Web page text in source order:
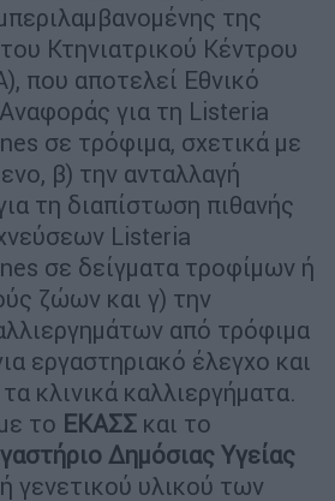
της
Κτηνιατρικού Κέντρου
που αποτελεί Εθνικό
για τη Listeria
σε τρόφιμα, σχετικά με
β) την ανταλλαγή
τη διαπίστωση πιθανής
Listeria
σε δείγματα τροφίμων ή
ζώων και γ) την
από τρόφιμα
εργαστηριακό έλεγχο και
κλινικά καλλιεργήματα.
το ΕΚΑΣΣ και το
Δημόσιας Υγείας
γενετικού υλικού των